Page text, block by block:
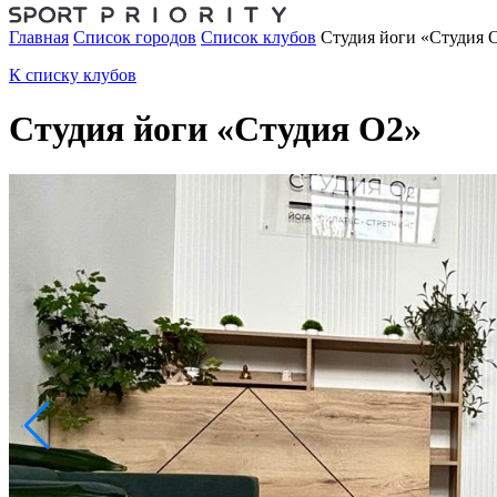
Главная Список городов Список клубов Студия йоги «Студия
К списку клубов
Студия йоги «Студия О2»